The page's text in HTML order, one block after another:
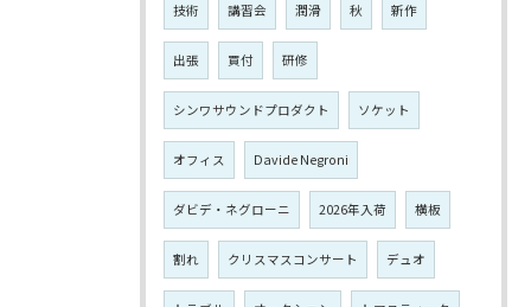
技術 講習会 潤滑 秋 新作
出張 買付 研修
シンワサウンドプロダクト ソケット
オフィス Davide Negroni
ダビデ・ネグローニ 2026年入荷 横板
割れ クリスマスコンサート デュオ